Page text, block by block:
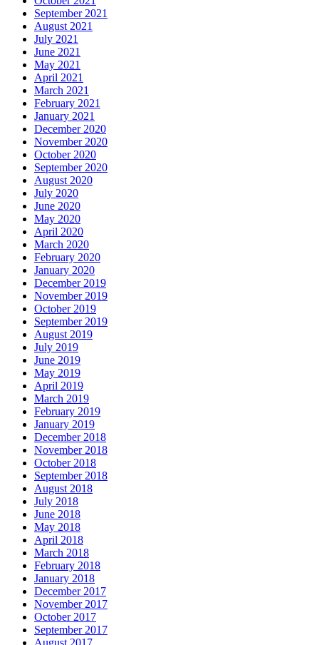
September 2021
August 2021
July 2021
June 2021
May 2021
April 2021
March 2021
February 2021
January 2021
December 2020
November 2020
October 2020
September 2020
August 2020
July 2020
June 2020
May 2020
April 2020
March 2020
February 2020
January 2020
December 2019
November 2019
October 2019
September 2019
August 2019
July 2019
June 2019
May 2019
April 2019
March 2019
February 2019
January 2019
December 2018
November 2018
October 2018
September 2018
August 2018
July 2018
June 2018
May 2018
April 2018
March 2018
February 2018
January 2018
December 2017
November 2017
October 2017
September 2017
August 2017